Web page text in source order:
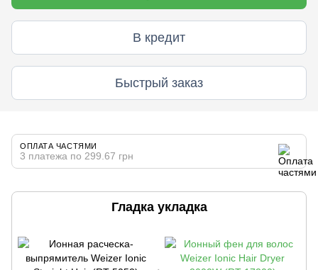
В кредит
Быстрый заказ
ОПЛАТА ЧАСТЯМИ
3 платежа по 299.67 грн
Гладка укладка